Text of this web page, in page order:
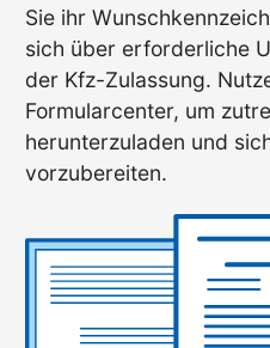
Sie ihr
sich über erforderliche
der Kfz-Zulassung.
Formularcenter, um
herunterzuladen und
vorzubereiten.